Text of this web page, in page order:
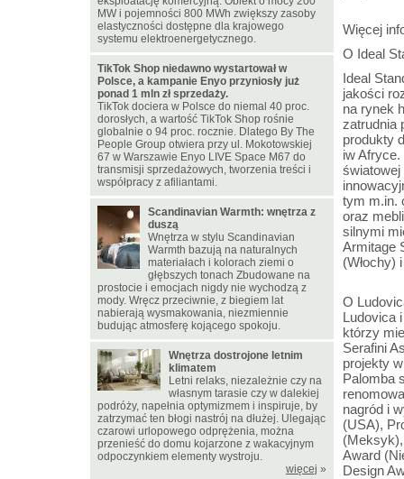
Więcej
O Ideal
Ideal
jakości
na rynek
zatrudnia
produkty
iw
światowej
tym m.in.
oraz
silnymi
Armitage
(Włochy)
O
Ludovica
którzy
Serafini
projekty
Palomba
nagród i
(USA),
Award
Design
MW i pojemności 800 MWh zwiększy zasoby
elastyczności dostępne dla krajowego
systemu elektroenergetycznego.
TikTok Shop niedawno wystartował w
Polsce, a kampanie Enyo przyniosły już
ponad 1 mln zł sprzedaży.
TikTok dociera w Polsce do niemal 40 proc.
dorosłych, a wartość TikTok Shop rośnie
globalnie o 94 proc. rocznie. Dlatego By The
People Group otwiera przy ul. Mokotowskiej
67 w Warszawie Enyo LIVE Space M67 do
transmisji sprzedażowych, tworzenia treści i
współpracy z afiliantami.
Scandinavian Warmth: wnętrza z
duszą
Wnętrza w stylu Scandinavian
Warmth bazują na naturalnych
materiałach i kolorach ziemi o
głębszych tonach Zbudowane na
prostocie i emocjach nigdy nie wychodzą z
mody. Wręcz przeciwnie, z biegiem lat
nabierają wysmakowania, niezmiennie
budując atmosferę kojącego spokoju.
Wnętrza dostrojone letnim
klimatem
Letni relaks, niezależnie czy na
własnym tarasie czy w dalekiej
podróży, napełnia optymizmem i inspiruje, by
zatrzymać ten błogi nastrój na dłużej. Ulegając
czarowi urlopowego odprężenia, można
przenieść do domu kojarzone z wakacyjnym
odpoczynkiem elementy wystroju.
więcej »